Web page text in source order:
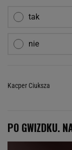
tak
nie
Kacper Ciuksza